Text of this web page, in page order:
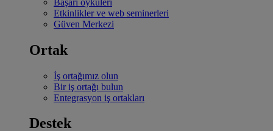
Etkinlikler ve web seminerleri
Güven Merkezi
Ortak
İş ortağımız olun
Bir iş ortağı bulun
Entegrasyon iş ortakları
Destek